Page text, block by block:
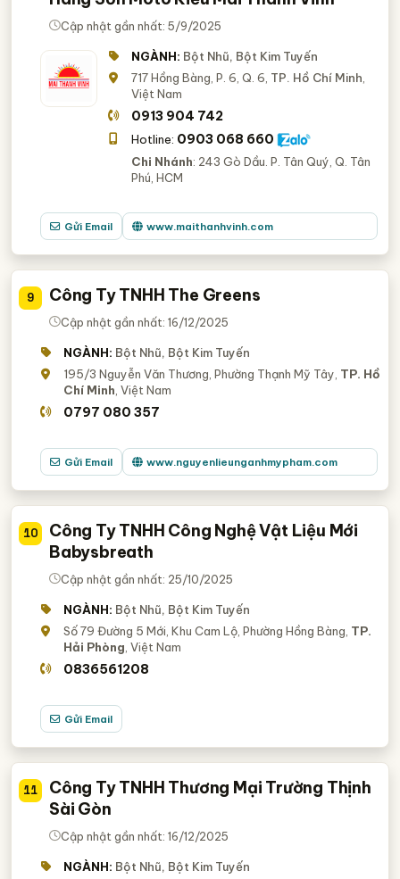
Cập nhật gần nhất: 5/9/2025
NGÀNH: Bột Nhũ, Bột Kim Tuyến
717 Hồng Bàng, P. 6, Q. 6, TP. Hồ Chí Minh
Việt Nam
0913 904 742
Hotline: 0903 068 660
Chi Nhánh: 243 Gò Dầu. P. Tân Quý, Q. Tân
Phú, HCM
Gửi Email www.maithanhvinh.com
9 Công Ty TNHH The Greens
Cập nhật gần nhất: 16/12/2025
NGÀNH: Bột Nhũ, Bột Kim Tuyến
195/3 Nguyễn Văn Thương, Phường Thạnh Mỹ Tây, TP. Hồ
Chí Minh , Việt Nam
0797 080 357
Gửi Email www.nguyenlieunganhmypham.com
10
Công Ty TNHH Công Nghệ Vật Liệu Mới
Babysbreath
Cập nhật gần nhất: 25/10/2025
NGÀNH: Bột Nhũ, Bột Kim Tuyến
Số 79 Đường 5 Mới, Khu Cam Lộ, Phường Hồng Bàng, TP.
Hải Phòng , Việt Nam
0836561208
Gửi Email
11
Công Ty TNHH Thương Mại Trường Thịnh
Sài Gòn
Cập nhật gần nhất: 16/12/2025
NGÀNH: Bột Nhũ, Bột Kim Tuyến